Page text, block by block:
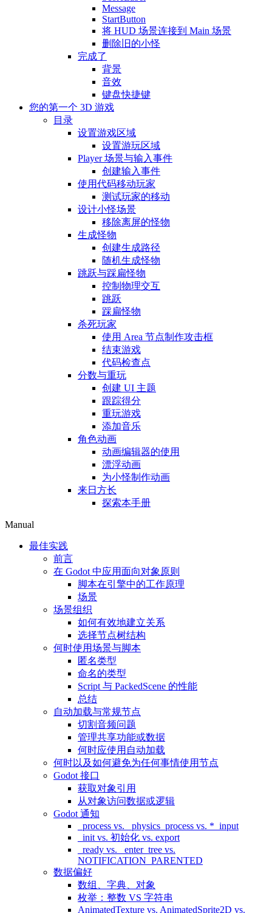
Message
StartButton
将 HUD 场景连接到 Main 场景
删除旧的小怪
完成了
背景
音效
键盘快捷键
您的第一个 3D 游戏
目录
设置游戏区域
设置游玩区域
Player 场景与输入事件
创建输入事件
使用代码移动玩家
测试玩家的移动
设计小怪场景
移除离屏的怪物
生成怪物
创建生成路径
随机生成怪物
跳跃与踩扁怪物
控制物理交互
跳跃
踩扁怪物
杀死玩家
使用 Area 节点制作攻击框
结束游戏
代码检查点
分数与重玩
创建 UI 主题
跟踪得分
重玩游戏
添加音乐
角色动画
动画编辑器的使用
漂浮动画
为小怪制作动画
来日方长
探索本手册
Manual
最佳实践
前言
在 Godot 中应用面向对象原则
脚本在引擎中的工作原理
场景
场景组织
如何有效地建立关系
选择节点树结构
何时使用场景与脚本
匿名类型
命名的类型
Script 与 PackedScene 的性能
总结
自动加载与常规节点
切割音频问题
管理共享功能或数据
何时应使用自动加载
何时以及如何避免为任何事情使用节点
Godot 接口
获取对象引用
从对象访问数据或逻辑
Godot 通知
_process vs. _physics_process vs. *_input
_init vs. 初始化 vs. export
_ready vs. _enter_tree vs.
NOTIFICATION_PARENTED
数据偏好
数组、字典、对象
枚举：整数 VS 字符串
AnimatedTexture vs. AnimatedSprite2D vs.